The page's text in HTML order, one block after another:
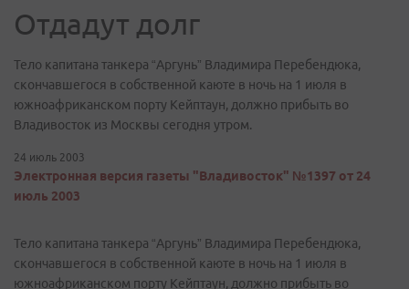
Отдадут долг
Тело капитана танкера “Аргунь” Владимира Перебендюка,
скончавшегося в собственной каюте в ночь на 1 июля в
южноафриканском порту Кейптаун, должно прибыть во
Владивосток из Москвы сегодня утром.
24 июль 2003
Электронная версия газеты "Владивосток" №1397 от 24
июль 2003
Тело капитана танкера “Аргунь” Владимира Перебендюка,
скончавшегося в собственной каюте в ночь на 1 июля в
южноафриканском порту Кейптаун, должно прибыть во